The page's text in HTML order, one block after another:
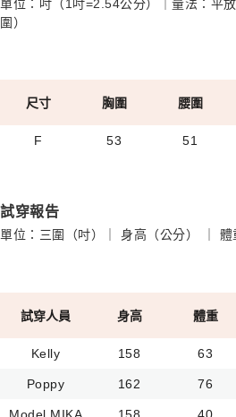
單位：吋（1吋=2.54公分）｜量法：平
圍）
尺寸 胸圍 腰圍
F 53 51
試穿報告
單位：三圍（吋）｜ 身高（公分） ｜ 體
試穿人員 身高 體重
Kelly 158 63
Poppy 162 76